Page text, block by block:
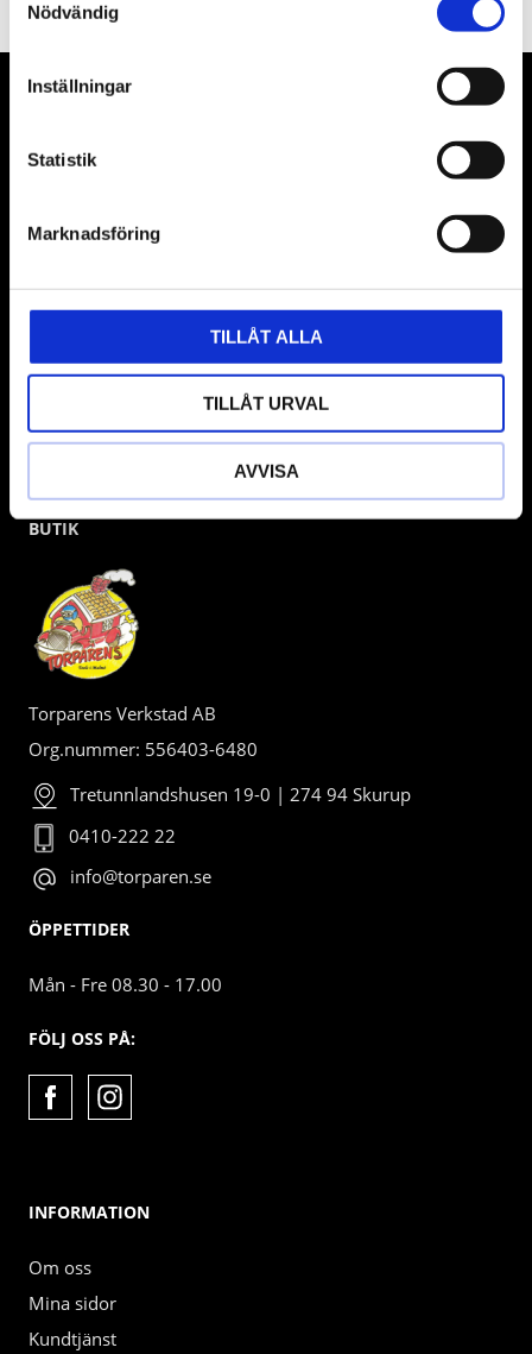
Nödvändig
Inställningar
Statistik
Marknadsföring
TILLÅT ALLA
TILLÅT URVAL
AVVISA
Våra främsta leverantörer är KS Tools verktyg, ATH billyftar
gärna om vad som helst då vi gör vårt yttersta för att hjälpa
BUTIK
Torparens Verkstad AB
Org.nummer: 556403-6480
Tretunnlandshusen 19-0 | 274 94 Skurup
0410-222 22
info@torparen.se
ÖPPETTIDER
Mån - Fre 08.30 - 17.00
FÖLJ OSS PÅ:
INFORMATION
Om oss
Mina sidor
Kundtjänst